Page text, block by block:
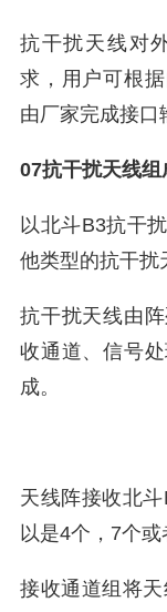
抗干扰天线对
求，用户可根
由厂家完成接口
07抗干扰天线组
以北斗B3抗干
他类型的抗干扰
抗干扰天线由
收通道、信号
成。
天线阵接收北
以是4个，7个或
接收通道组将